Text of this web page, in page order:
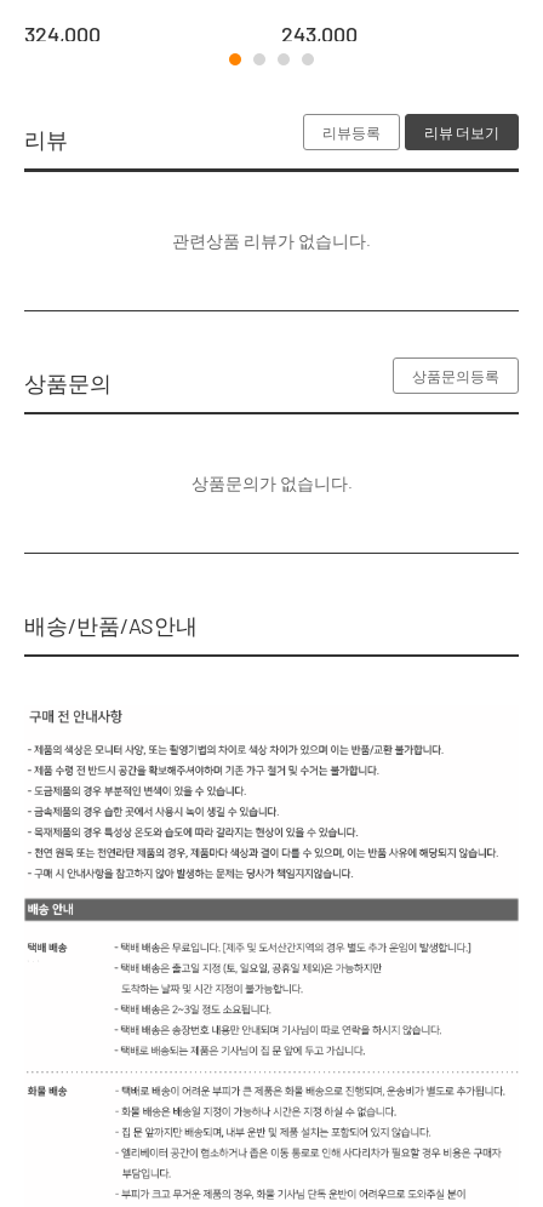
324,000 243,000
리뷰 리뷰등록 리뷰 더보기
관련상품 리뷰가 없습니다.
상품문의 상품문의등록
상품문의가 없습니다.
배송/반품/AS안내